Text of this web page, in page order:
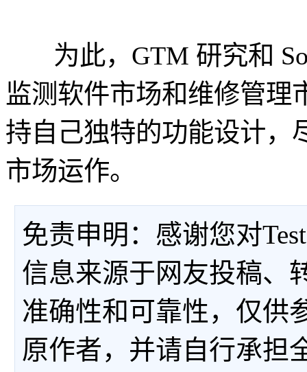
为此，GTM 研究和
监测软件市场和维修管理
持自己独特的功能设计，
市场运作。
免责申明：感谢您对
信息来源于网友投稿、
准确性和可靠性，仅供
原作者，并请自行承担